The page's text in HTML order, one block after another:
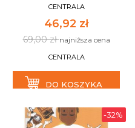
CENTRALA
46,92 zł
69,00 złnajniższa cena
CENTRALA
DO KOSZYKA
-32%